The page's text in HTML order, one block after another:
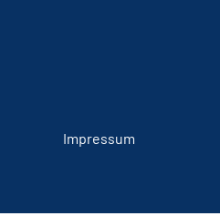
Impressum